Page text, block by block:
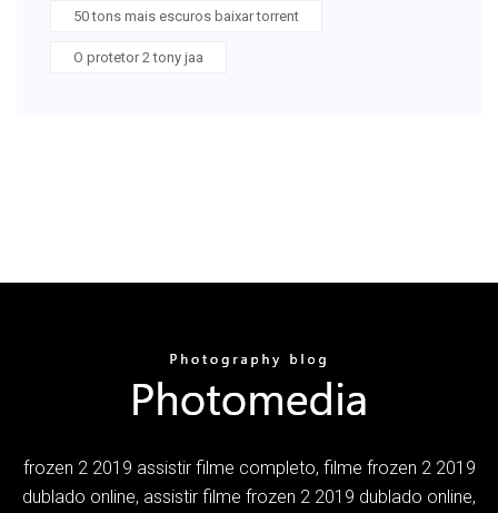
50 tons mais escuros baixar torrent
O protetor 2 tony jaa
frozen 2 2019 assistir filme completo, filme frozen 2 2019
dublado online, assistir filme frozen 2 2019 dublado online,